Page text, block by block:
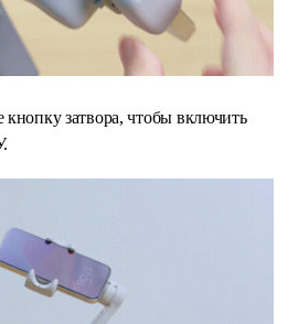
затвора, чтобы включить